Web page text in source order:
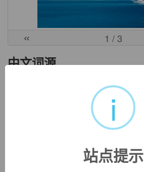
« 1 / 3
中文词源
i
站点提示